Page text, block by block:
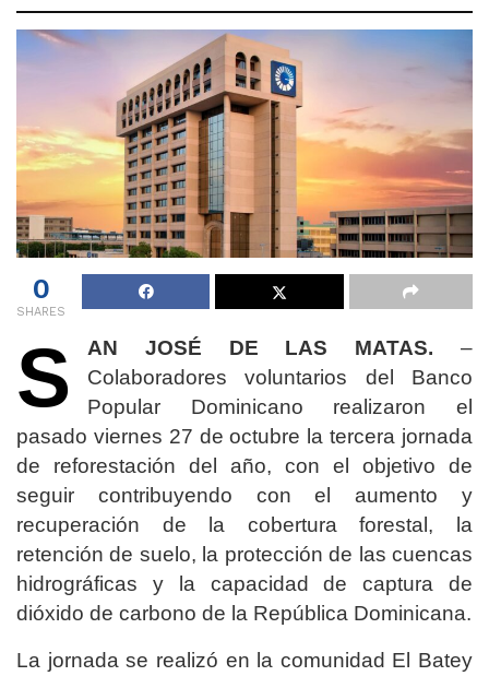
0
SHARES
S AN JOSÉ DE LAS MATAS. –
Colaboradores voluntarios del Banco
Popular Dominicano realizaron el
pasado viernes 27 de octubre la tercera jornada
de reforestación del año, con el objetivo de
seguir contribuyendo con el aumento y
recuperación de la cobertura forestal, la
retención de suelo, la protección de las cuencas
hidrográficas y la capacidad de captura de
dióxido de carbono de la República Dominicana.
La jornada se realizó en la comunidad El Batey